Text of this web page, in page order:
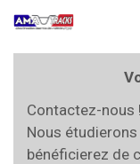
Contactez-nous !
Nous
bénéficierez de